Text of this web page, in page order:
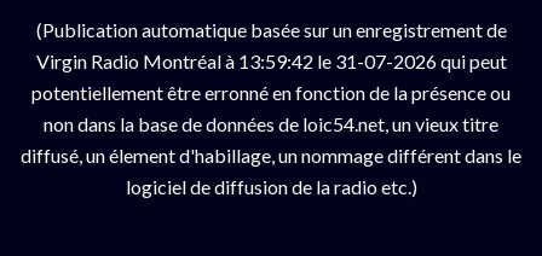
(Publication automatique basée sur un enregistrement de
Virgin Radio Montréal à 13:59:42 le 31-07-2026 qui peut
potentiellement être erronné en fonction de la présence ou
non dans la base de données de loic54.net, un vieux titre
diffusé, un élement d'habillage, un nommage différent dans le
logiciel de diffusion de la radio etc.)